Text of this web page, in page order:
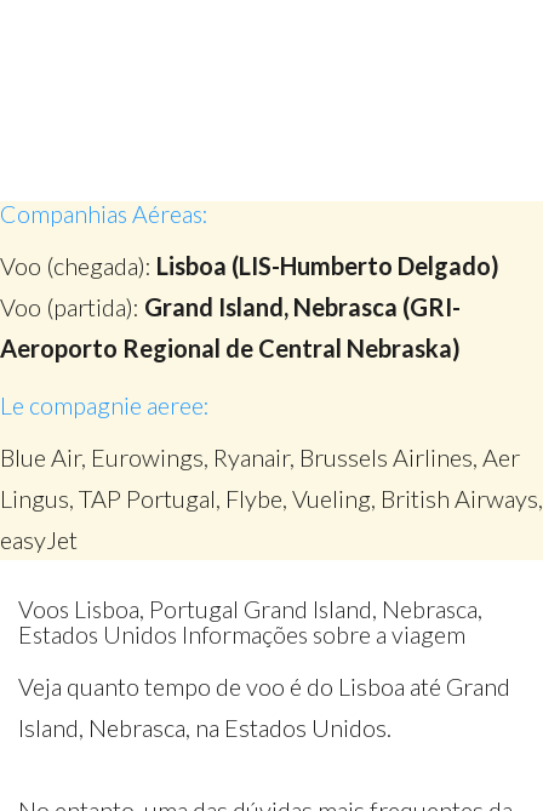
Companhias Aéreas:
Voo (chegada): Lisboa (LIS-Humberto Delgado)
Voo (partida): Grand Island, Nebrasca (GRI-
Aeroporto Regional de Central Nebraska)
Le compagnie aeree:
Blue Air, Eurowings, Ryanair, Brussels Airlines, Aer
Lingus, TAP Portugal, Flybe, Vueling, British Airways,
easyJet
Voos Lisboa, Portugal Grand Island, Nebrasca,
Estados Unidos Informações sobre a viagem
Veja quanto tempo de voo é do Lisboa até Grand
Island, Nebrasca, na Estados Unidos.